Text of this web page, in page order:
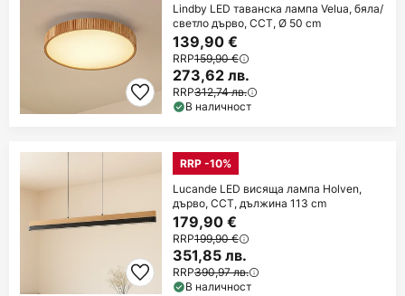
Lindby LED таванска лампа Velua, бяла/
светло дърво, CCT, Ø 50 cm
139,90 €
RRP159,90 €
273,62 лв.
RRP312,74 лв.
В наличност
RRP -10%
Lucande LED висяща лампа Holven,
дърво, CCT, дължина 113 cm
179,90 €
RRP199,90 €
351,85 лв.
RRP390,97 лв.
В наличност